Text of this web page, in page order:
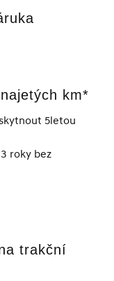
km*
5letou
roky bez
trakční